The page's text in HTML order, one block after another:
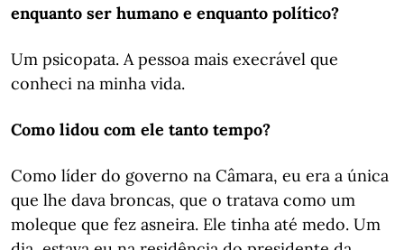
enquanto ser humano e enquanto político?
Um psicopata. A pessoa mais execrável que
conheci na minha vida.
Como lidou com ele tanto tempo?
Como líder do governo na Câmara, eu era a única
que lhe dava broncas, que o tratava como um
moleque que fez asneira. Ele tinha até medo. Um